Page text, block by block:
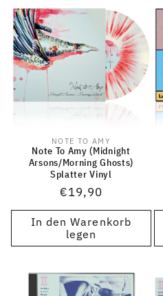
Anbieter:
NOTE TO AMY
Note To Amy (Midnight
Arsons/Morning Ghosts)
Splatter Vinyl
Normaler
Preis
€19,90
In den Warenkorb
legen